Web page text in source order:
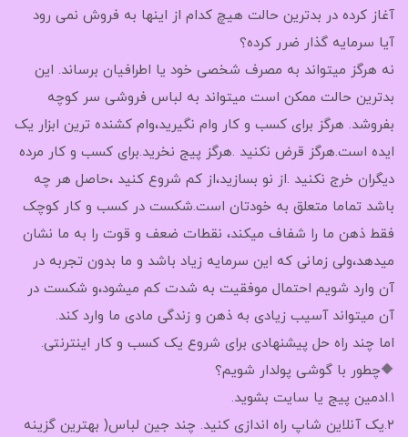
آغاز کرده در بدترین حالت هیچ کدام از اینها به فروش نمی رود
آیا سرمایه گذار ضرر کرده؟
نه هرگز میتواند به مصرف شخصی خود یا اطرافیان برساند. این
بدترین حالت ممکن است میتواند به لباس فروشی سر کوچه
بفروشد. هرگز برای کسب و کار وام نگیرید،وام کشنده ترین ابزار یک
ایده است.هرگز قرض نکنید .هرگز پیج نخرید.برای کسب و کار مرده
دیگران خرج نکنید .از نو بسازید،از کم شروع کنید ،حاصل هر چه
باشد تماما متعلق به خودتان است.شکست در کسب و کار کوچک
فقط ذهن ما را شفاف میکند، نقطات ضعف و قوت را به ما نشان
میدهد،ولی زمانی که این سرمایه زیاد باشد و ما بدون تجربه در
آن وارد شویم احتمال موفقیت به شدت کم میشود،و شکست در
آن میتواند آسیب زیادی به ذهن و زندگی مادی ما وارد کند.
اما چند راه حل پیشنهادی برای شروع یک کسب و کار اینترنتی.
🔶چطور با گوشی پولدار شویم؟
۱.ادمین پیج یا سایت بشوید.
۲.یک آنلاین شاپ راه اندازی کنید. چند جین لباس( بهترین گزینه